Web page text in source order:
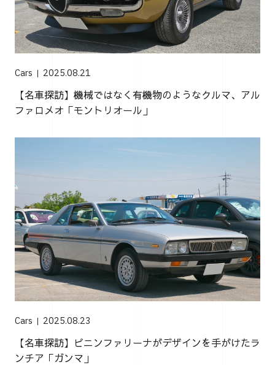
Cars 2025.08.21
【名車探訪】機械ではなく有機物のようなクルマ、アル
ファロメオ「モントリオール」
Cars 2025.08.23
【名車探訪】ピニンファリーナがデザインを手がけたラ
ンチア「ガンマ」